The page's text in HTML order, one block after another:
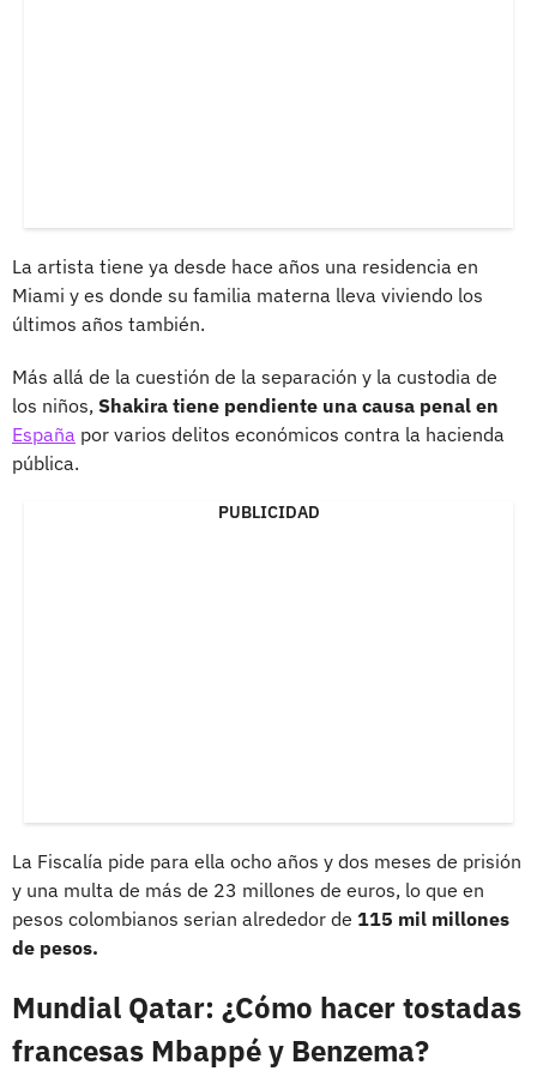
La artista tiene ya desde hace años una residencia en
Miami y es donde su familia materna lleva viviendo los
últimos años también.
Más allá de la cuestión de la separación y la custodia de
los niños, Shakira tiene pendiente una causa penal en
España por varios delitos económicos contra la hacienda
pública.
PUBLICIDAD
La Fiscalía pide para ella ocho años y dos meses de prisión
y una multa de más de 23 millones de euros, lo que en
pesos colombianos serian alrededor de 115 mil millones
de pesos.
Mundial Qatar: ¿Cómo hacer tostadas
francesas Mbappé y Benzema?